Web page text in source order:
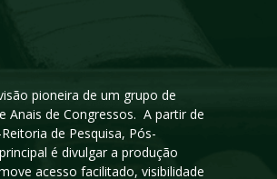
pioneira de um grupo de
Anais de Congressos. A partir de
de Pesquisa, Pós-
é divulgar a produção
acesso facilitado, visibilidade